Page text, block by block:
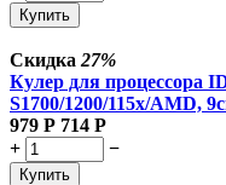
Купить
Скидка 27%
Кулер для процессора
S1700/1200/115x/AMD,
979 Р 714 Р
+
−
Купить